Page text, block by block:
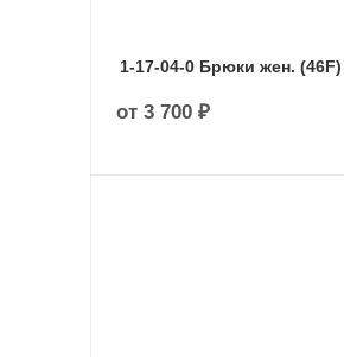
1-17-04-0 Брюки жен. (46F)
от 3 700 ₽